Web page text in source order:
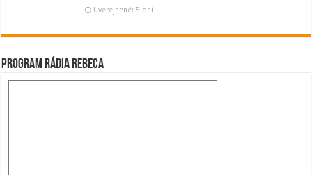
Uverejnené: 5 dní
Program Rádia Rebeca